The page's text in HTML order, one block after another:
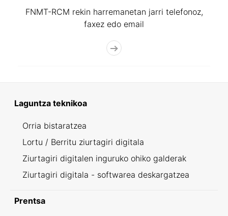
FNMT-RCM rekin harremanetan jarri telefonoz,
faxez edo email
Laguntza teknikoa
Orria bistaratzea
Lortu / Berritu ziurtagiri digitala
Ziurtagiri digitalen inguruko ohiko galderak
Ziurtagiri digitala - softwarea deskargatzea
Prentsa